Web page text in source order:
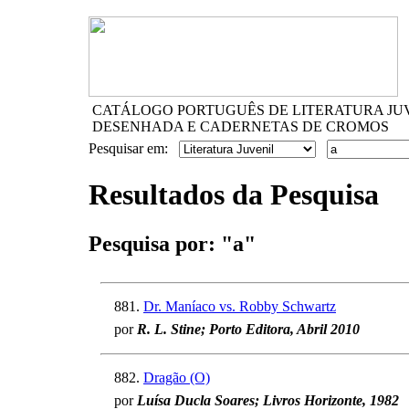
CATÁLOGO PORTUGUÊS DE LITERATURA
DESENHADA E CADERNETAS DE CROMOS
Pesquisar em:
Resultados da Pesquisa
Pesquisa por: "a"
881. Dr. Maníaco vs. Robby Schwartz
por R. L. Stine; Porto Editora, Abril 2010
882. Dragão (O)
por Luísa Ducla Soares; Livros Horizonte, 1982